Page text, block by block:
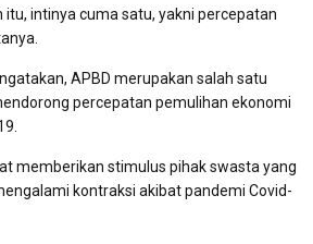
itu, intinya cuma satu, yakni percepatan
APBD merupakan salah satu
percepatan pemulihan ekonomi
memberikan stimulus pihak swasta yang
kontraksi akibat pandemi Covid-